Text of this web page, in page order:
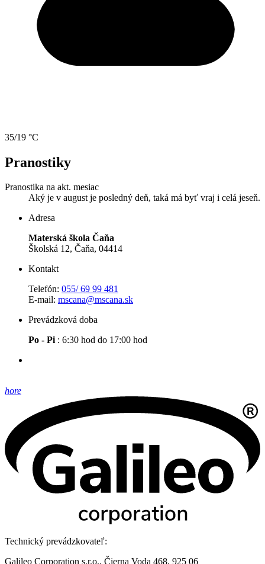
35/19 °C
Pranostiky
Pranostika na akt. mesiac
Aký je v august je posledný deň, taká má byť vraj i celá jeseň.
Adresa
Materská škola Čaňa
Školská 12, Čaňa, 04414
Kontakt
Telefón: 055/ 69 99 481
E-mail: mscana@mscana.sk
Prevádzková doba
Po - Pi: 6:30 hod do 17:00 hod
hore
Technický prevádzkovateľ:
Galileo Corporation s.r.o., Čierna Voda 468, 925 06